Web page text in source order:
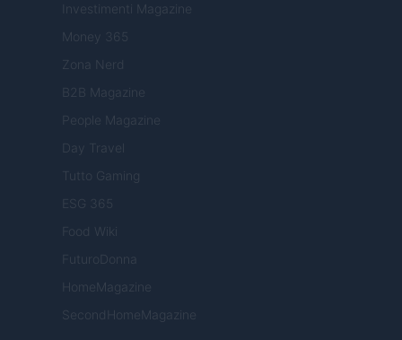
Investimenti Magazine
Money 365
Zona Nerd
B2B Magazine
People Magazine
Day Travel
Tutto Gaming
ESG 365
Food Wiki
FuturoDonna
HomeMagazine
SecondHomeMagazine